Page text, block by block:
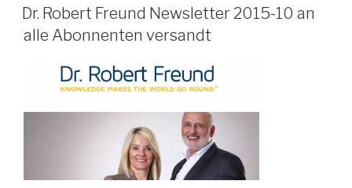
AM
Dr. Robert Freund Newsletter 2015-10 an
alle Abonnenten versandt